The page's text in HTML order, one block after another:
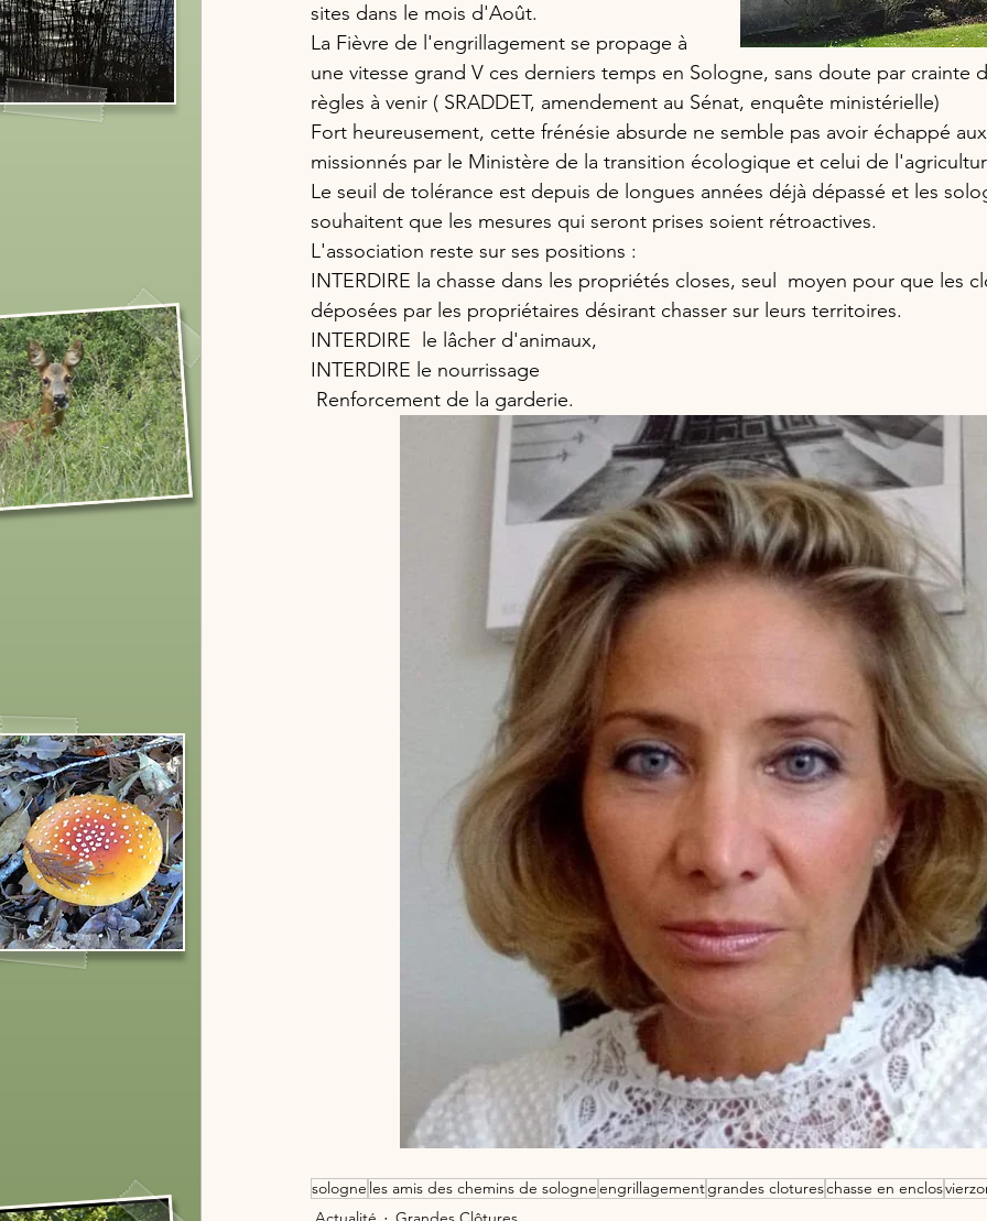
sites dans le mois d'Août.
La Fièvre de l'engrillagement se propage à
une vitesse grand V ces derniers temps en Sologne, sans doute par crainte
règles à venir ( SRADDET, amendement au Sénat, enquête ministérielle)
Fort heureusement, cette frénésie absurde ne semble pas avoir échappé
missionnés par le Ministère de la transition écologique et celui de
Le seuil de tolérance est depuis de longues années déjà dépassé et les
souhaitent que les mesures qui seront prises soient rétroactives.
L'association reste sur ses positions :
INTERDIRE la chasse dans les propriétés closes, seul  moyen pour que les
déposées par les propriétaires désirant chasser sur leurs territoires.
INTERDIRE  le lâcher d'animaux,
INTERDIRE le nourrissage
Renforcement de la garderie.
sologne les amis des chemins de sologneengrillagementgrandes clotureschasse en enclos